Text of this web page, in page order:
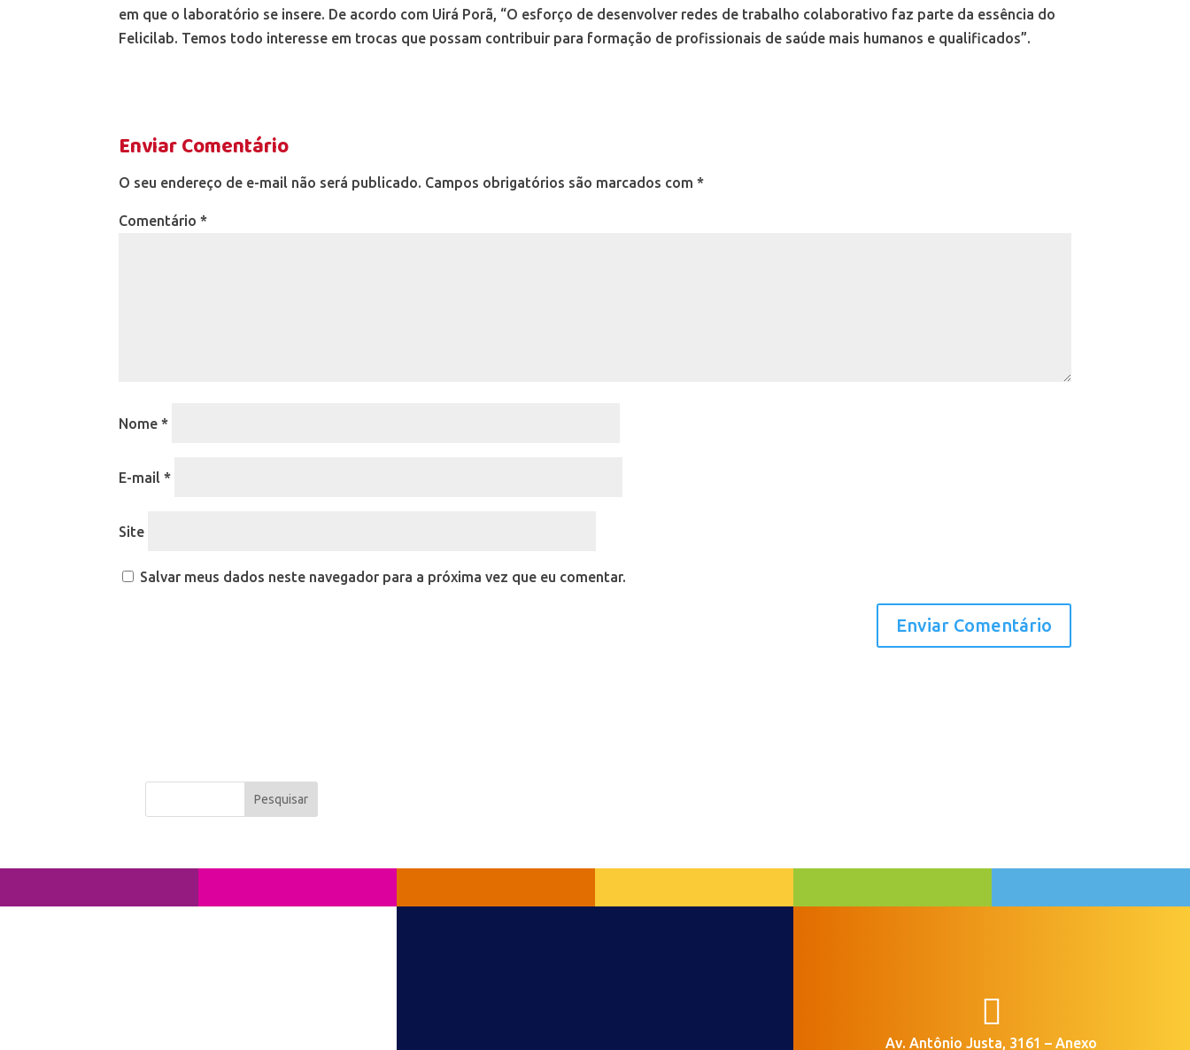
em que o laboratório se insere. De acordo com Uirá Porã, “O esforço de desenvolver redes de trabalho colaborativo faz parte da essência do
Felicilab. Temos todo interesse em trocas que possam contribuir para formação de profissionais de saúde mais humanos e qualificados”.
Enviar Comentário
O seu endereço de e-mail não será publicado. Campos obrigatórios são marcados com*
Comentário*
Nome*
E-mail*
Site
Salvar meus dados neste navegador para a próxima vez que eu comentar.

Av. Antônio Justa, 3161 – Anexo